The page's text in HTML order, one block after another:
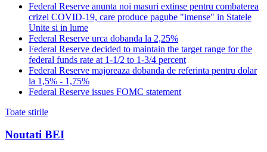
Federal Reserve anunta noi masuri extinse pentru combaterea
crizei COVID-19, care produce pagube "imense" in Statele
Unite si in lume
Federal Reserve urca dobanda la 2,25%
Federal Reserve decided to maintain the target range for the
federal funds rate at 1-1/2 to 1-3/4 percent
Federal Reserve majoreaza dobanda de referinta pentru dolar
la 1,5% - 1,75%
Federal Reserve issues FOMC statement
Toate stirile
Noutati BEI